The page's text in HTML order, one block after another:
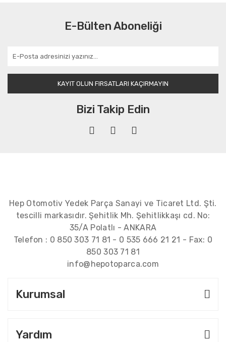
E-Bülten Aboneliği
KAYIT OLUN FIRSATLARI KAÇIRMAYIN
Bizi Takip Edin
Hep Otomotiv Yedek Parça Sanayi ve Ticaret Ltd. Şti.
tescilli markasıdır. Şehitlik Mh. Şehitlikkaşı cd. No:
35/A Polatlı - ANKARA
Telefon : 0 850 303 71 81 - 0 535 666 21 21 - Fax: 0
850 303 71 81
info@hepotoparca.com
Kurumsal
Yardım